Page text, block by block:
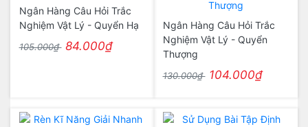
Ngân Hàng Câu Hỏi Trắc
Nghiệm Vật Lý - Quyển Hạ
105.000₫ 84.000₫
Ngân Hàng Câu Hỏi Trắc
Nghiệm Vật Lý - Quyển
Thượng
130.000₫ 104.000₫